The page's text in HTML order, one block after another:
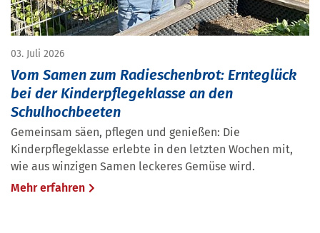
03. Juli 2026
Vom Samen zum Radieschenbrot: Ernteglück
bei der Kinderpflegeklasse an den
Schulhochbeeten
Gemeinsam säen, pflegen und genießen: Die
Kinderpflegeklasse erlebte in den letzten Wochen mit,
wie aus winzigen Samen leckeres Gemüse wird.
Mehr erfahren